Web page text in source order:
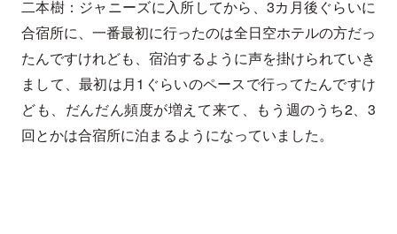
二本樹：ジャニーズに入所してから、3カ月後ぐらいに
合宿所に、一番最初に行ったのは全日空ホテルの方だっ
たんですけれども、宿泊するように声を掛けられていき
まして、最初は月1ぐらいのペースで行ってたんですけ
ども、だんだん頻度が増えて来て、もう週のうち2、3
回とかは合宿所に泊まるようになっていました。